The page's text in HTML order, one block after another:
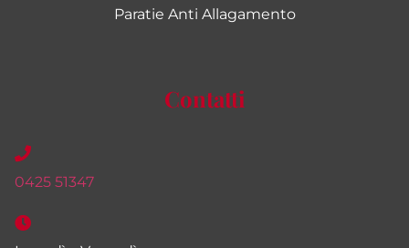
Paratie Anti Allagamento
Contatti
0425 51347